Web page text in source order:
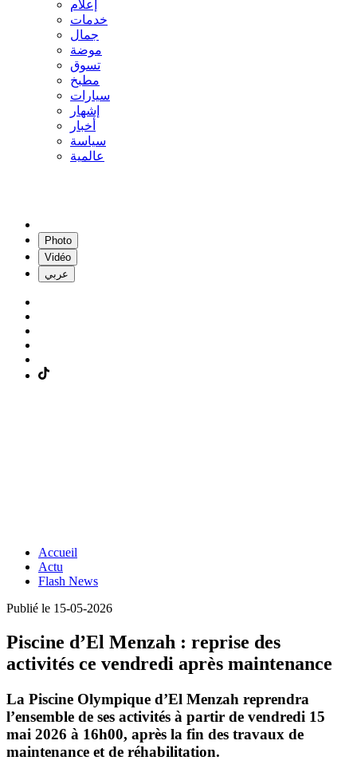
إعلام
خدمات
جمال
موضة
تسوق
مطبخ
سيارات
إشهار
أخبار
سياسة
عالمية
Photo
Vidéo
عربي
Accueil
Actu
Flash News
Publié le 15-05-2026
Piscine d’El Menzah : reprise des
activités ce vendredi après maintenance
La Piscine Olympique d’El Menzah reprendra
l’ensemble de ses activités à partir de vendredi 15
mai 2026 à 16h00, après la fin des travaux de
maintenance et de réhabilitation.